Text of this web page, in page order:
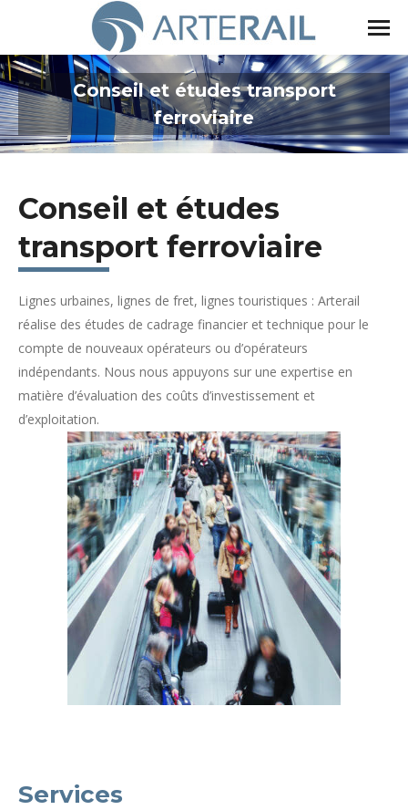
Conseil et études transport
ferroviaire
Vous êtes ici :
Conseil et études
transport ferroviaire
Lignes urbaines, lignes de fret, lignes touristiques : Arterail
réalise des études de cadrage financier et technique pour le
compte de nouveaux opérateurs ou d’opérateurs
indépendants. Nous nous appuyons sur une expertise en
matière d’évaluation des coûts d’investissement et
d’exploitation.
Services